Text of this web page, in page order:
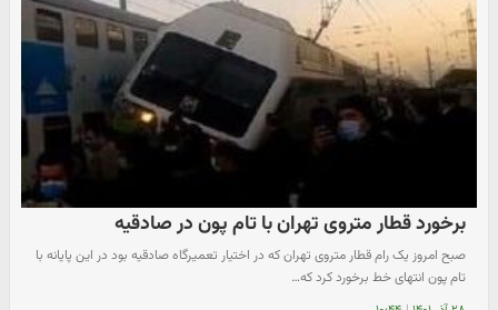
برخورد قطار متروی تهران با تام پون در صادقیه
صبح امروز یک رام قطار متروی تهران که در اختیار تعمیرگاه صادقیه بود در این پایانه با
تام پون انتهای خط برخورد کرد که…